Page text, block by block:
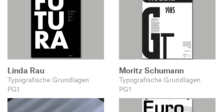
Linda Rau
Typografische Grundlagen
PG1
Moritz Schumann
Typografische Grundlagen
PG1